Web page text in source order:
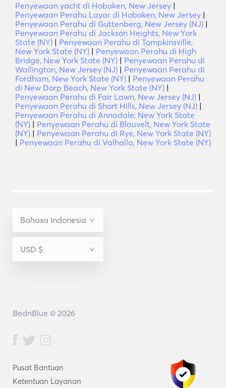
Penyewaan yacht di Hoboken, New Jersey |
Penyewaan Perahu Layar di Hoboken, New Jersey |
Penyewaan Perahu di Guttenberg, New Jersey (NJ) |
Penyewaan Perahu di Jackson Heights, New York
State (NY) | Penyewaan Perahu di Tompkinsville,
New York State (NY) | Penyewaan Perahu di High
Bridge, New York State (NY) | Penyewaan Perahu di
Wallington, New Jersey (NJ) | Penyewaan Perahu di
Fordham, New York State (NY) | Penyewaan Perahu
di New Dorp Beach, New York State (NY) |
Penyewaan Perahu di Fair Lawn, New Jersey (NJ) |
Penyewaan Perahu di Short Hills, New Jersey (NJ) |
Penyewaan Perahu di Annadale, New York State
(NY) | Penyewaan Perahu di Blauvelt, New York State
(NY) | Penyewaan Perahu di Rye, New York State (NY)
| Penyewaan Perahu di Valhalla, New York State (NY)
Pusat Bantuan
Ketentuan Layanan
BednBlue © 2026